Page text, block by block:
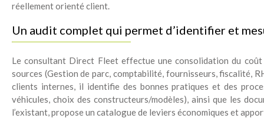
réellement orienté client.
Un audit complet qui permet d’identifier et
Le consultant Direct Fleet effectue une consolidation du
sources (Gestion de parc, comptabilité, fournisseurs, fiscalité,
clients internes, il identifie des bonnes pratiques et des
véhicules, choix des constructeurs/modèles), ainsi que les
l’existant, propose un catalogue de leviers économiques et